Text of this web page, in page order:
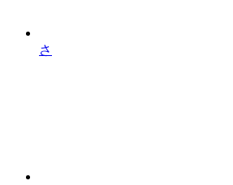
さ